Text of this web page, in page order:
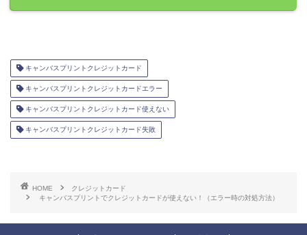
キャンバスプリントクレジットカード
キャンバスプリントクレジットカードエラー
キャンバスプリントクレジットカード使えない
キャンバスプリントクレジットカード失敗
HOME
クレジットカード
キャンバスプリントでクレジットカードが使えない！（エラー時の対処方法）